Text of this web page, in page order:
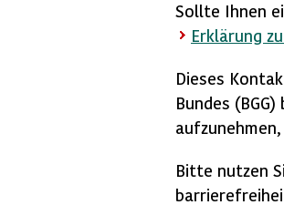
Sollte Ihnen
Erklärung
Dieses
Bundes
Bitte nutzen